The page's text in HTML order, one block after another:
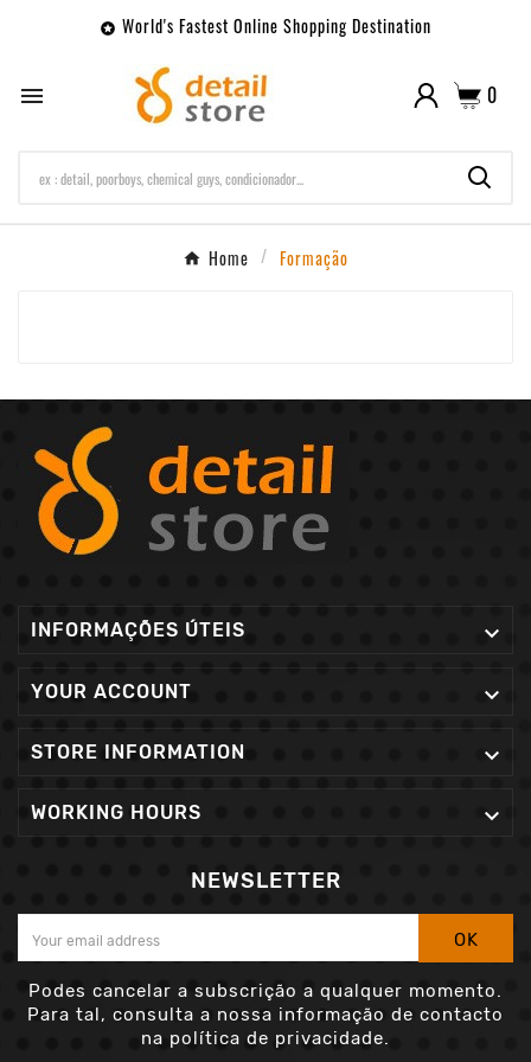
 World's Fastest Online Shopping Destination
 0
Home Formação
INFORMAÇÕES ÚTEIS 
YOUR ACCOUNT 
STORE INFORMATION 
WORKING HOURS 
NEWSLETTER
OK
Podes cancelar a subscrição a qualquer momento.
Para tal, consulta a nossa informação de contacto
na política de privacidade.